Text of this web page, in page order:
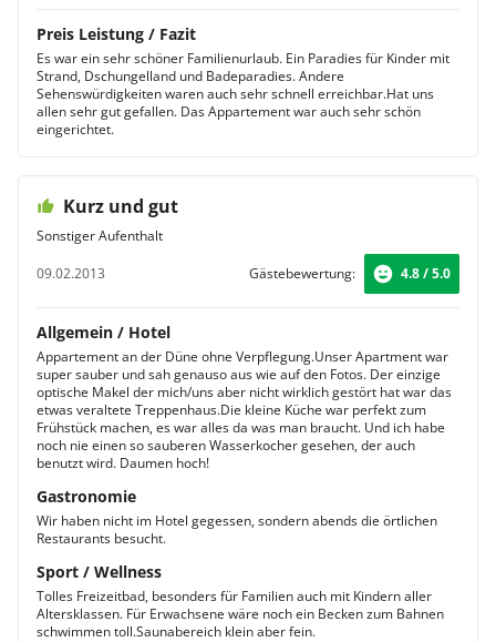
Preis Leistung / Fazit
Es war ein sehr schöner Familienurlaub. Ein Paradies für Kinder mit
Strand, Dschungelland und Badeparadies. Andere
Sehenswürdigkeiten waren auch sehr schnell erreichbar.Hat uns
allen sehr gut gefallen. Das Appartement war auch sehr schön
eingerichtet.
Kurz und gut
Sonstiger Aufenthalt
09.02.2013
Gästebewertung: 4.8 / 5.0
Allgemein / Hotel
Appartement an der Düne ohne Verpflegung.Unser Apartment war
super sauber und sah genauso aus wie auf den Fotos. Der einzige
optische Makel der mich/uns aber nicht wirklich gestört hat war das
etwas veraltete Treppenhaus.Die kleine Küche war perfekt zum
Frühstück machen, es war alles da was man braucht. Und ich habe
noch nie einen so sauberen Wasserkocher gesehen, der auch
benutzt wird. Daumen hoch!
Gastronomie
Wir haben nicht im Hotel gegessen, sondern abends die örtlichen
Restaurants besucht.
Sport / Wellness
Tolles Freizeitbad, besonders für Familien auch mit Kindern aller
Altersklassen. Für Erwachsene wäre noch ein Becken zum Bahnen
schwimmen toll.Saunabereich klein aber fein.